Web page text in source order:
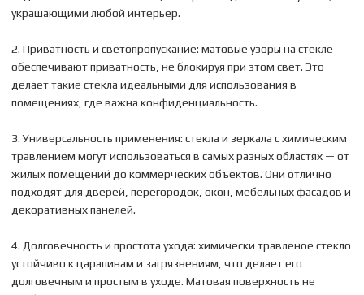
украшающими любой интерьер.
2. Приватность и светопропускание: матовые узоры на стекле
обеспечивают приватность, не блокируя при этом свет. Это
делает такие стекла идеальными для использования в
помещениях, где важна конфиденциальность.
3. Универсальность применения: стекла и зеркала с химическим
травлением могут использоваться в самых разных областях — от
жилых помещений до коммерческих объектов. Они отлично
подходят для дверей, перегородок, окон, мебельных фасадов и
декоративных панелей.
4. Долговечность и простота ухода: химически травленое стекло
устойчиво к царапинам и загрязнениям, что делает его
долговечным и простым в уходе. Матовая поверхность не